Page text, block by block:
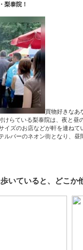
梨泰院！
買物好きなあ
らている梨泰院は、夜と
イズのお店などが軒を連ね
ルバーのネオン街となり、
いていると、どこか